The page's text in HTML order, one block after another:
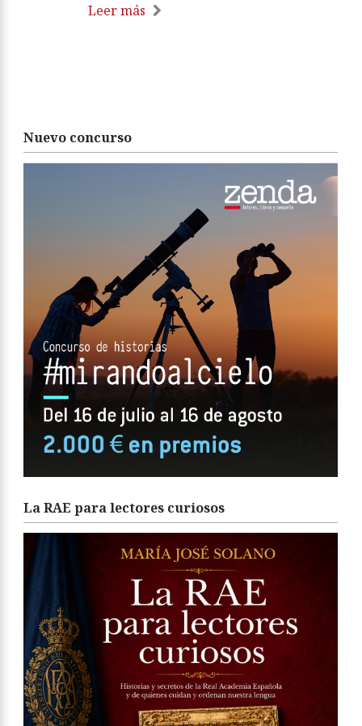
Leer más
Nuevo concurso
La RAE para lectores curiosos